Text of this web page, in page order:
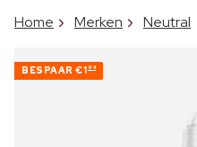
ITEM
Home Merken Neutral
BESPAAR €1 94